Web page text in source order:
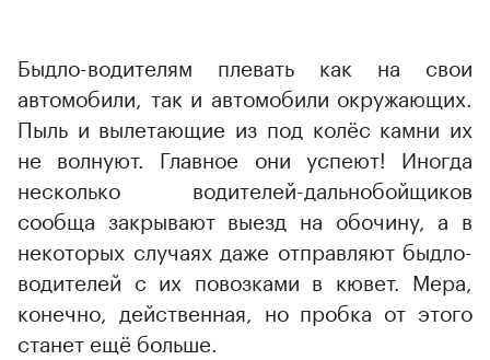
00:00 / 00:00
Быдло-водителям плевать как на свои
автомобили, так и автомобили окружающих.
Пыль и вылетающие из под колёс камни их
не волнуют. Главное они успеют! Иногда
несколько водителей-дальнобойщиков
сообща закрывают выезд на обочину, а в
некоторых случаях даже отправляют быдло-
водителей с их повозками в кювет. Мера,
конечно, действенная, но пробка от этого
станет ещё больше.